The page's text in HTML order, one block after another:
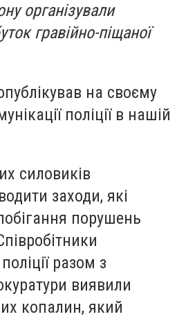
організували
гравійно-піщаної
на своєму
поліції в нашій
силовиків
заходи, які
порушень
разом з
виявили
копалин, який